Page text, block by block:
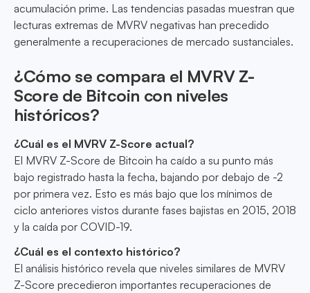
acumulación prime. Las tendencias pasadas muestran que
lecturas extremas de MVRV negativas han precedido
generalmente a recuperaciones de mercado sustanciales.
¿Cómo se compara el MVRV Z-
Score de Bitcoin con niveles
históricos?
¿Cuál es el MVRV Z-Score actual?
El MVRV Z-Score de Bitcoin ha caído a su punto más
bajo registrado hasta la fecha, bajando por debajo de -2
por primera vez. Esto es más bajo que los mínimos de
ciclo anteriores vistos durante fases bajistas en 2015, 2018
y la caída por COVID-19.
¿Cuál es el contexto histórico?
El análisis histórico revela que niveles similares de MVRV
Z-Score precedieron importantes recuperaciones de